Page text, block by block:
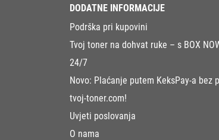
DODATNE INFORMACIJE
Podrška pri kupovini
Tvoj toner na dohvat ruke – s BOX
24/7
Novo: Plaćanje putem KeksPay-a bez
tvoj-toner.com!
Uvjeti poslovanja
O nama